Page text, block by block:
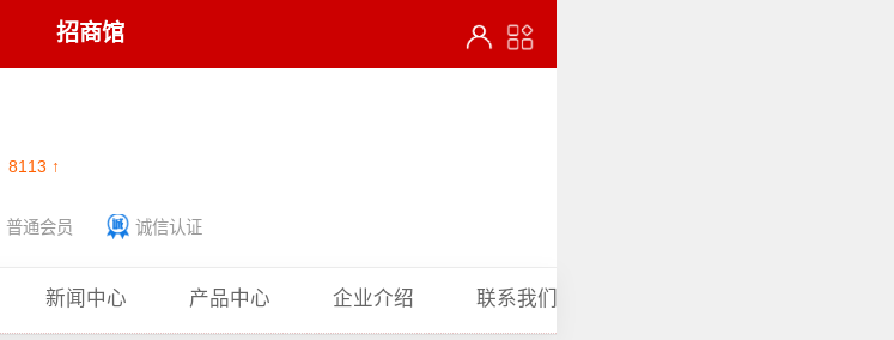
招商馆
8113 ↑
普通会员 诚信认证
新闻中心 产品中心 企业介绍 联系我们